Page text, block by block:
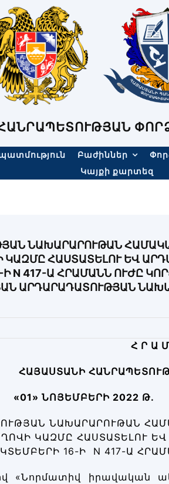
Բաժիններ
Կայքի քարտեզ
ՆԱԽԱՐԱՐՈՒԹԱՆ
ՀԱՍՏԱՏԵԼՈՒ ԵՎ
N 417-Ա ՀՐԱՄԱՆՆ ՈՒԺԸ
ԱՐԴԱՐԱԴԱՏՈՒԹՅԱՆ
Հ Ր Ա
ՀԱՅԱՍՏԱՆԻ
«01 »ՆՈՅԵՄԲԵՐԻ
ՆԱԽԱՐԱՐՈՒԹԱՆ
ԿԱԶՄԸ ՀԱՍՏԱՏԵԼՈՒ
16-Ի N 417-Ա
«Նորմատիվ իրավական